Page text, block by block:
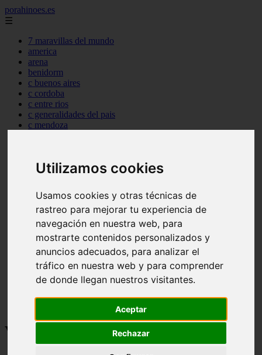
Utilizamos cookies
Usamos cookies y otras técnicas de
rastreo para mejorar tu experiencia de
navegación en nuestra web, para
mostrarte contenidos personalizados y
anuncios adecuados, para analizar el
tráfico en nuestra web y para comprender
de donde llegan nuestros visitantes.
Aceptar
Rechazar
porahinoes.es
☰
7 maravillas del mundo
america
arena
benidorm
c buenos aires
c cordoba
c entre rios
c generalidades del pais
c mendoza
c santa fe
c zona austral
carmen
category
destinos
gijon
lanzarote
live
monumentos
naturaleza
Viajes y turismo